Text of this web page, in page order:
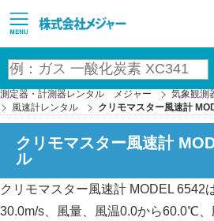
測定器・計測器レンタル メジャー
気象観測
風速計レンタル
クリモマスター風速計
クリモマスター風速計
ル
クリモマスター風速計 MODEL 6542
30.0m/s、風量、風温0.0から60.0℃